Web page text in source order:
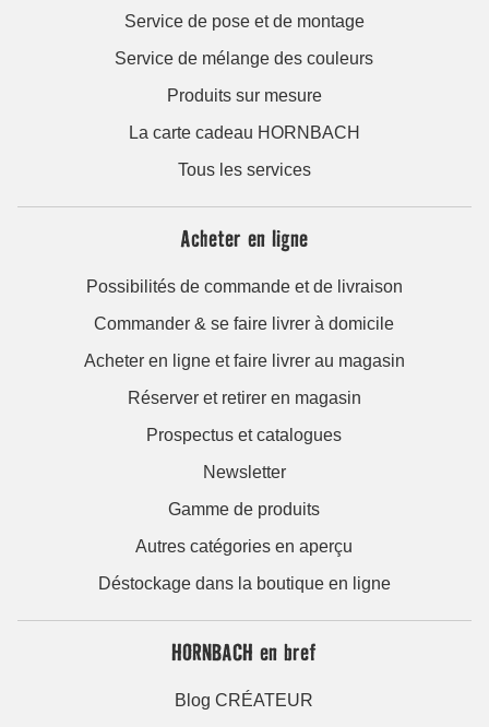
Service de pose et de montage
Service de mélange des couleurs
Produits sur mesure
La carte cadeau HORNBACH
Tous les services
Acheter en ligne
Possibilités de commande et de livraison
Commander & se faire livrer à domicile
Acheter en ligne et faire livrer au magasin
Réserver et retirer en magasin
Prospectus et catalogues
Newsletter
Gamme de produits
Autres catégories en aperçu
Déstockage dans la boutique en ligne
HORNBACH en bref
Blog CRÉATEUR